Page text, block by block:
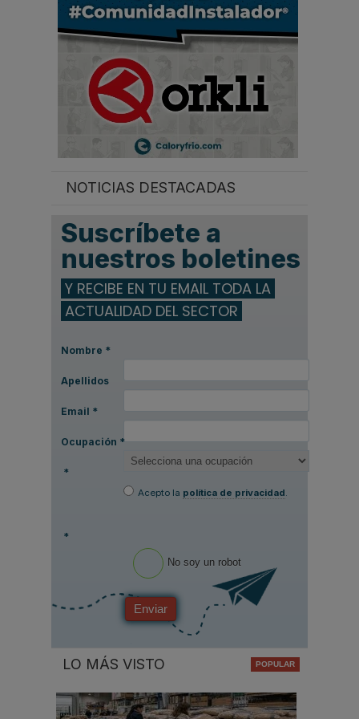
NOTICIAS DESTACADAS
Suscríbete a
nuestros boletines
Y RECIBE EN TU EMAIL TODA LA
ACTUALIDAD DEL SECTOR
Nombre *
Apellidos
Email *
Ocupación *
*
Acepto la política de privacidad.
*
No soy un robot
Enviar
LO MÁS VISTO